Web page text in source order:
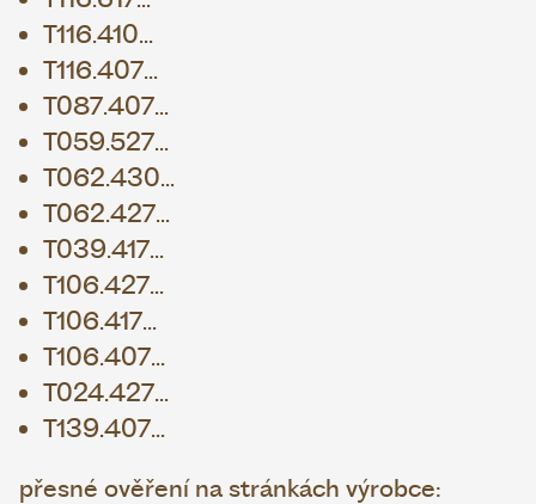
T116.410...
T116.407...
T087.407...
T059.527...
T062.430...
T062.427...
T039.417...
T106.427...
T106.417...
T106.407...
T024.427...
T139.407...
přesné ověření na stránkách výrobce: